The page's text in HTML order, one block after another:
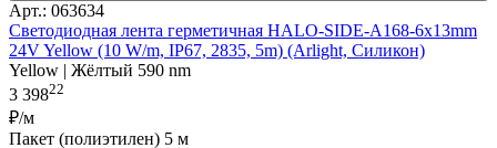
Арт.: 063634
Светодиодная лента герметичная HALO-SIDE-A168-6x13mm
24V Yellow (10 W/m, IP67, 2835, 5m) (Arlight, Силикон)
Yellow | Жёлтый 590 nm
3 39822
₽/м
Пакет (полиэтилен) 5 м